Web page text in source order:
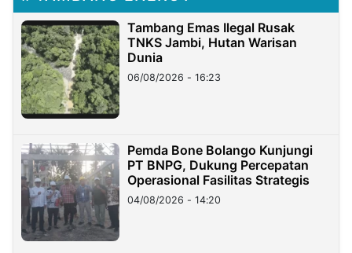
Tambang Emas Ilegal Rusak
TNKS Jambi, Hutan Warisan
Dunia
06/08/2026 - 16:23
Pemda Bone Bolango Kunjungi
PT BNPG, Dukung Percepatan
Operasional Fasilitas Strategis
04/08/2026 - 14:20